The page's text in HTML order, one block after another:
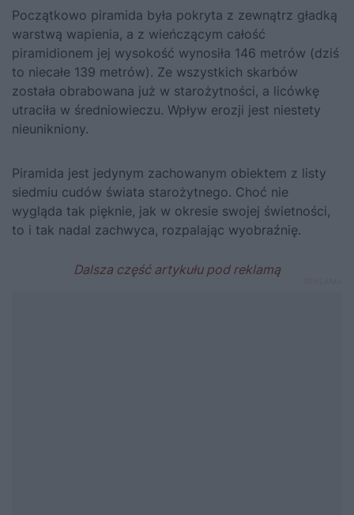
Początkowo piramida była pokryta z zewnątrz gładką
warstwą wapienia, a z wieńczącym całość
piramidionem jej wysokość wynosiła 146 metrów (dziś
to niecałe 139 metrów). Ze wszystkich skarbów
została obrabowana już w starożytności, a licówkę
utraciła w średniowieczu. Wpływ erozji jest niestety
nieunikniony.
Piramida jest jedynym zachowanym obiektem z listy
siedmiu cudów świata starożytnego. Choć nie
wygląda tak pięknie, jak w okresie swojej świetności,
to i tak nadal zachwyca, rozpalając wyobraźnię.